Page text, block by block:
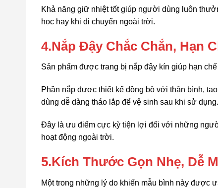
Khả năng giữ nhiệt tốt giúp người dùng luôn
học hay khi di chuyển ngoài trời.
4.Nắp Đậy Chắc Chắn, Hạn
Sản phẩm được trang bị nắp đậy kín giúp hạn
Phần nắp được thiết kế đồng bộ với thân bình,
dùng dễ dàng tháo lắp để vệ sinh sau khi sử dụng.
Đây là ưu điểm cực kỳ tiện lợi đối với những
hoạt động ngoài trời.
5.Kích Thước Gọn Nhẹ, Dễ
Một trong những lý do khiến mẫu bình này được